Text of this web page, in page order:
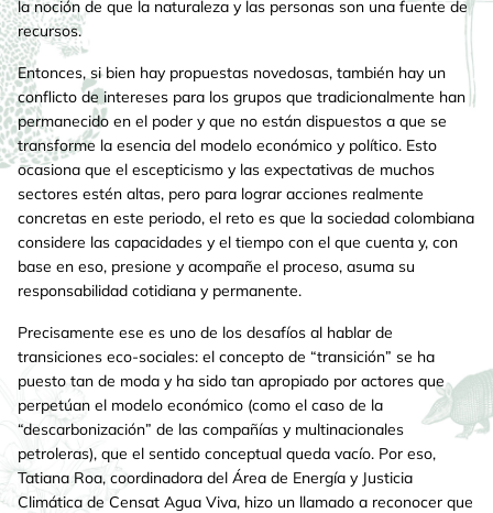
la noción de que la naturaleza y las personas son una fuente de
recursos.
Entonces, si bien hay propuestas novedosas, también hay un
conflicto de intereses para los grupos que tradicionalmente han
permanecido en el poder y que no están dispuestos a que se
transforme la esencia del modelo económico y político. Esto
ocasiona que el escepticismo y las expectativas de muchos
sectores estén altas, pero para lograr acciones realmente
concretas en este periodo, el reto es que la sociedad colombiana
considere las capacidades y el tiempo con el que cuenta y, con
base en eso, presione y acompañe el proceso, asuma su
responsabilidad cotidiana y permanente.
Precisamente ese es uno de los desafíos al hablar de
transiciones eco-sociales: el concepto de “transición” se ha
puesto tan de moda y ha sido tan apropiado por actores que
perpetúan el modelo económico (como el caso de la
“descarbonización” de las compañías y multinacionales
petroleras), que el sentido conceptual queda vacío. Por eso,
Tatiana Roa, coordinadora del Área de Energía y Justicia
Climática de Censat Agua Viva, hizo un llamado a reconocer que